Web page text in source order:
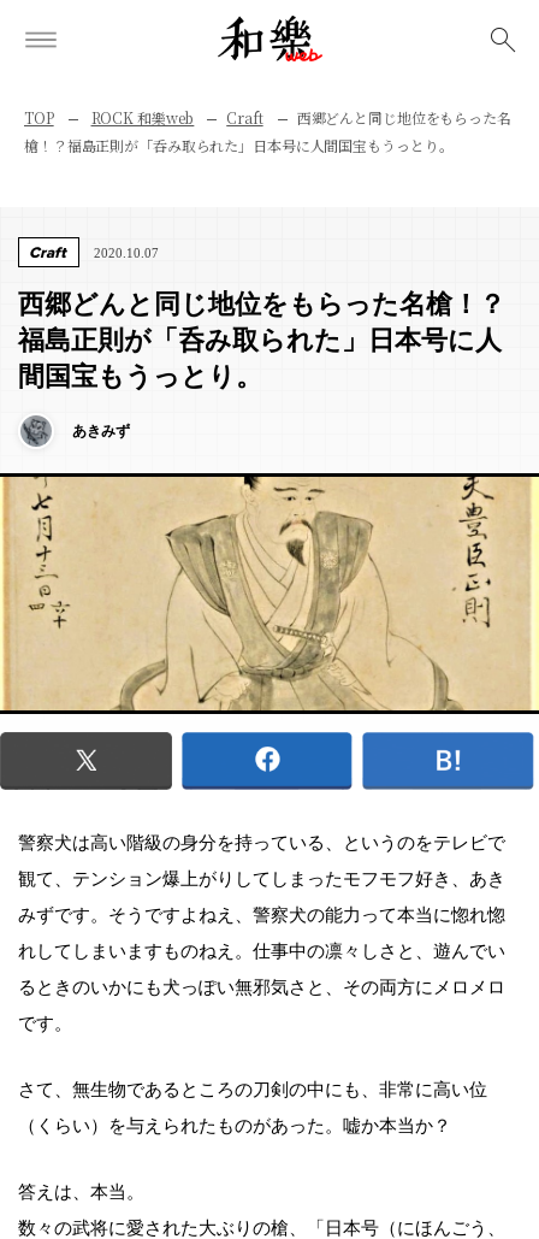
TOP ROCK 和樂web Craft
西郷どんと同じ地位をもらった名
槍！？福島正則が「呑み取られた」日本号に人間国宝もうっとり。
Craft 2020.10.07
西郷どんと同じ地位をもらった名槍！？
福島正則が「呑み取られた」日本号に人
間国宝もうっとり。
あきみず
警察犬は高い階級の身分を持っている、というのをテレビで
観て、テンション爆上がりしてしまったモフモフ好き、あき
みずです。そうですよねえ、警察犬の能力って本当に惚れ惚
れしてしまいますものねえ。仕事中の凛々しさと、遊んでい
るときのいかにも犬っぽい無邪気さと、その両方にメロメロ
です。
さて、無生物であるところの刀剣の中にも、非常に高い位
（くらい）を与えられたものがあった。嘘か本当か？
答えは、本当。
数々の武将に愛された大ぶりの槍、「日本号（にほんごう、